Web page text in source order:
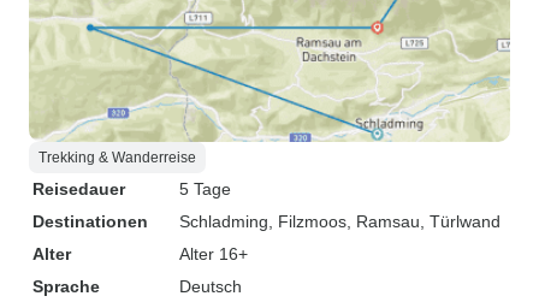
Trekking & Wanderreise
Reisedauer
5 Tage
Destinationen
Schladming , Filzmoos , Ramsau , Türlwand
Alter
Alter 16+
Sprache
Deutsch